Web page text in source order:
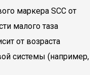
маркера SCC от
малого таза
от возраста
системы (например,